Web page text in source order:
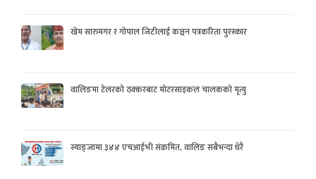
खेम सारुमगर र गोपाल जिटीलाई कञ्चन पत्रकरिता पुरस्कार
वालिङमा टेलरको ठक्करबाट मोटरसाइकल चालकको मृत्यु
स्याङ्जामा ३४४ एचआईभी संक्रमित, वालिङ सबैभन्दा धेरै